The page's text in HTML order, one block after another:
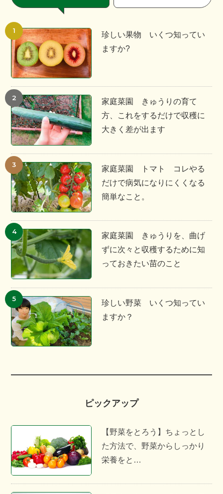
珍しい果物 いくつ知ってい
ますか?
家庭菜園 きゅうりの育て
方、これをするだけで収穫に
大きく差が出ます
家庭菜園 トマト コレやる
だけで病気になりにくくなる
簡単なこと。
家庭菜園 きゅうりを、曲げ
ずに次々と収穫するために知
っておきたい苗のこと
珍しい野菜 いくつ知ってい
ますか？
ピックアップ
【野菜をとろう】ちょっとし
た方法で、野菜からしっかり
栄養をと…